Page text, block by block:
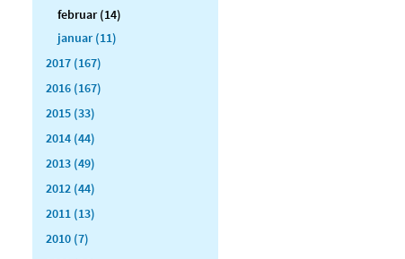
februar (14)
januar (11)
2017 (167)
2016 (167)
2015 (33)
2014 (44)
2013 (49)
2012 (44)
2011 (13)
2010 (7)